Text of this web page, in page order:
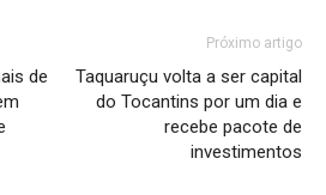
de
Próximo artigo
Taquaruçu volta a ser capital
do Tocantins por um dia e
recebe pacote de
investimentos